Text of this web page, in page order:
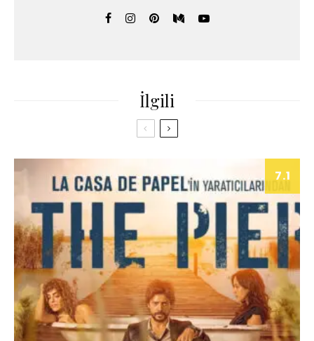
İlgili
7.1